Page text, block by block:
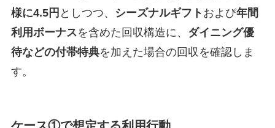
様に4.5円 としつつ、 シーズナルギフト および年間
利用ボーナスを含めた回収構造に、 ダイニング優
待などの付帯特典を加えた場合の回収を確認しま
す。